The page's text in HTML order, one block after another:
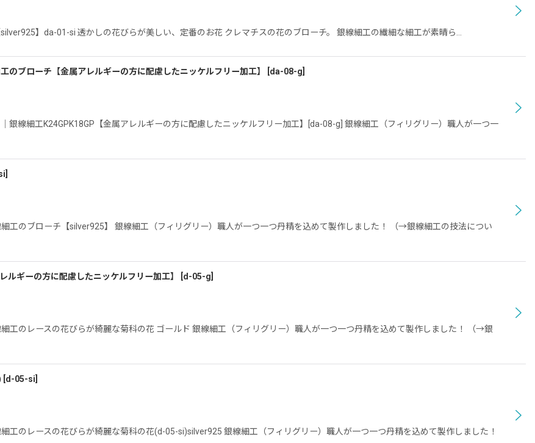
】da-01-si 透かしの花びらが美しい、定番のお花 クレマチスの花のブローチ。 銀線細工の繊細な細工が素晴ら…
ブローチ【金属アレルギーの方に配慮したニッケルフリー加工】 da-08-g
銀線細工K24GPK18GP【金属アレルギーの方に配慮したニッケルフリー加工】[da-08-g] 銀線細工（フィリグリー）職人が一つ一
工のブローチ【silver925】 銀線細工（フィリグリー）職人が一つ一つ丹精を込めて製作しました！ （→銀線細工の技法につい
ルギーの方に配慮したニッケルフリー加工】 d-05-g
工のレースの花びらが綺麗な菊科の花 ゴールド 銀線細工（フィリグリー）職人が一つ一つ丹精を込めて製作しました！ （→銀
d-05-si
のレースの花びらが綺麗な菊科の花(d-05-si)silver925 銀線細工（フィリグリー）職人が一つ一つ丹精を込めて製作しました！